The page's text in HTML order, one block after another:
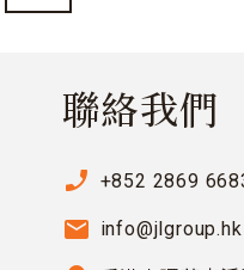
聯絡我們
phone_enabled +852 2869
email info@jlgroup.hk